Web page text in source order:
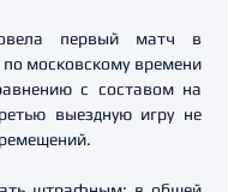
первый матч в
московскому времени
с составом на
выездную игру не